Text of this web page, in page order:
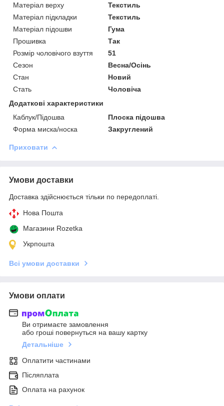
Матеріал верху
Текстиль
Матеріал підкладки
Текстиль
Матеріал підошви
Гума
Прошивка
Так
Розмір чоловічого взуття
51
Сезон
Весна/Осінь
Стан
Новий
Стать
Чоловіча
Додаткові характеристики
Каблук/Підошва
Плоска підошва
Форма миска/носка
Закруглений
Приховати
Умови доставки
Доставка здійснюється тільки по передоплаті.
Нова Пошта
Магазини Rozetka
Укрпошта
Всі умови доставки
Умови оплати
Ви отримаєте замовлення
або гроші повернуться на вашу картку
Детальніше
Оплатити частинами
Післяплата
Оплата на рахунок